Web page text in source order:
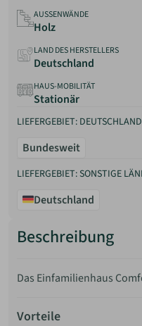
AUSSENWÄNDE
Holz
LAND DES HERSTELLERS
Deutschland
HAUS-MOBILITÄT
Stationär
LIEFERGEBIET: DEUTSCHLAND
Bundesweit
LIEFERGEBIET: SONSTIGE
Deutschland
Beschreibung
Das Einfamilienhaus
Vorteile